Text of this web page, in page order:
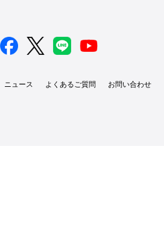
ニュース よくあるご質問 お問い合わせ